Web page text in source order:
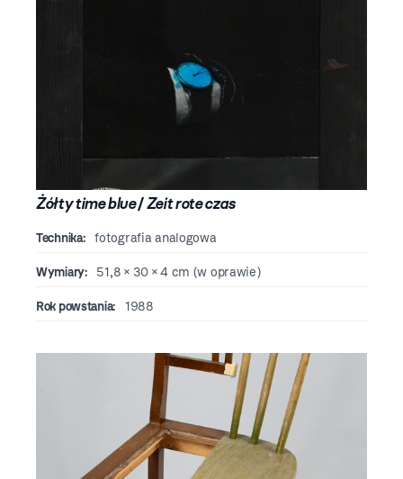
Żółty time blue/Zeit rote czas
Technika: fotografia analogowa
Wymiary: 51,8 × 30 × 4 cm (w oprawie)
Rok powstania: 1988